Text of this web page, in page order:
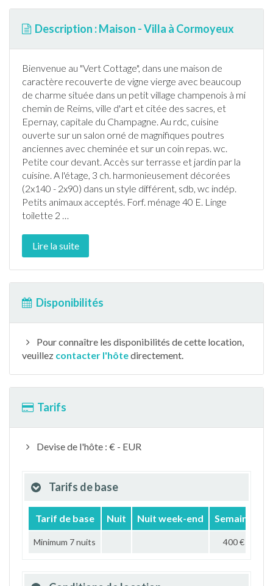
Description : Maison - Villa à Cormoyeux
Bienvenue au "Vert Cottage", dans une maison de
caractère recouverte de vigne vierge avec beaucoup
de charme située dans un petit village champenois à mi
chemin de Reims, ville d'art et citée des sacres, et
Epernay, capitale du Champagne. Au rdc, cuisine
ouverte sur un salon orné de magnifiques poutres
anciennes avec cheminée et sur un coin repas. wc.
Petite cour devant. Accès surterrasse et jardin par la
cuisine. A l'étage, 3 ch. harmonieusement décorées
(2x140 - 2x90) dans un style différent, sdb, wc indép.
Petits animaux acceptés. Forf. ménage 40 E. Linge
toilette 2 …
Lire la suite
Disponibilités
Pour connaître les disponibilités de cette location,
veuillez contacter l'hôtedirectement.
Tarifs
Devise de l'hôte : € - EUR
Tarifs de base
Tarif de base Nuit Nuit week-end Semaine
Minimum 7 nuits 400 €